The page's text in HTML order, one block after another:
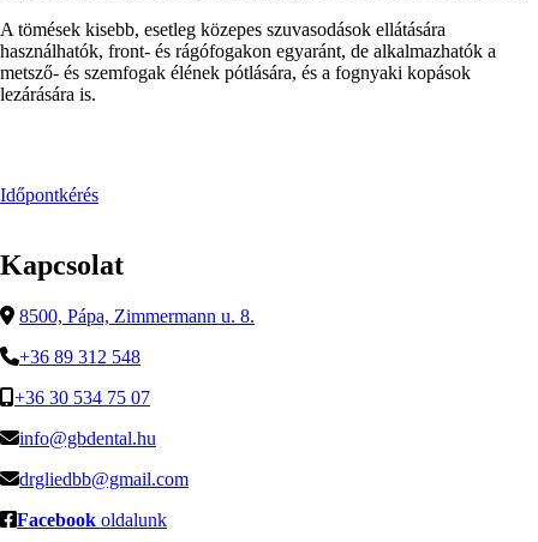
A tömések kisebb, esetleg közepes szuvasodások ellátására
használhatók, front- és rágófogakon egyaránt, de alkalmazhatók a
metsző- és szemfogak élének pótlására, és a fognyaki kopások
lezárására is.
Időpontkérés
Kapcsolat
8500, Pápa, Zimmermann u. 8.
+36 89 312 548
+36 30 534 75 07
info@gbdental.hu
drgliedbb@gmail.com
Facebook oldalunk